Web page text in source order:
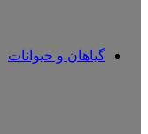
گیاهان و حیوانات